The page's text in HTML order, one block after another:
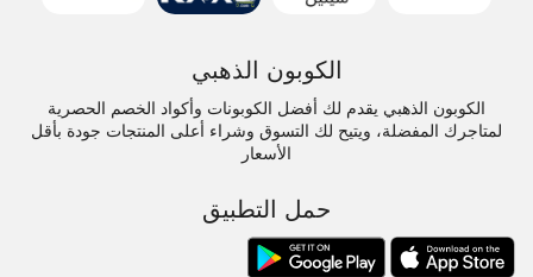
الكوبون الذهبي
الكوبون الذهبي يقدم لك أفضل الكوبونات وأكواد الخصم الحصرية
لمتاجرك المفضلة، ويتيح لك التسوق وشراء أعلى المنتجات جودة بأقل
الأسعار
حمل التطبيق